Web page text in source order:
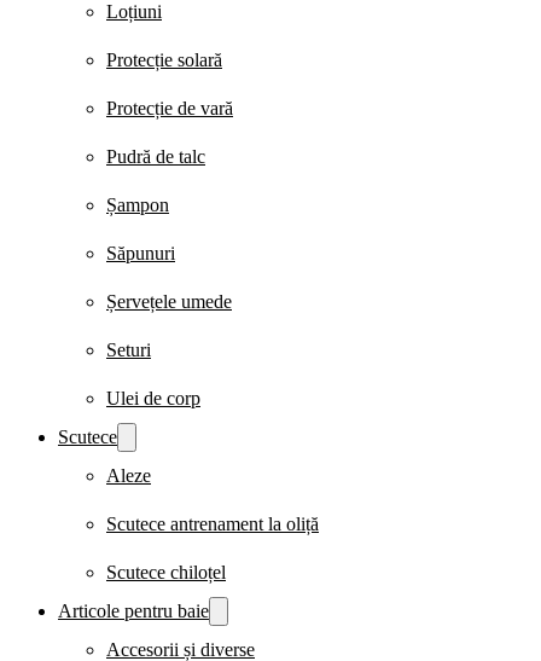
Loțiuni
Protecție solară
Protecție de vară
Pudră de talc
Șampon
Săpunuri
Șervețele umede
Seturi
Ulei de corp
Scutece
Aleze
Scutece antrenament la oliță
Scutece chiloțel
Articole pentru baie
Accesorii și diverse